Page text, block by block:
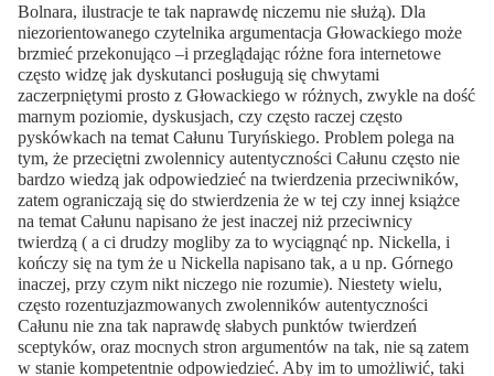
Bolnara, ilustracje te tak naprawdę niczemu nie służą). Dla
niezorientowanego czytelnika argumentacja Głowackiego może
brzmieć przekonująco –i przeglądając różne fora internetowe
często widzę jak dyskutanci posługują się chwytami
zaczerpniętymi prosto z Głowackiego w różnych, zwykle na dość
marnym poziomie, dyskusjach, czy często raczej często
pyskówkach na temat Całunu Turyńskiego. Problem polega na
tym, że przeciętni zwolennicy autentyczności Całunu często nie
bardzo wiedzą jak odpowiedzieć na twierdzenia przeciwników,
zatem ograniczają się do stwierdzenia że w tej czy innej książce
na temat Całunu napisano że jest inaczej niż przeciwnicy
twierdzą ( a ci drudzy mogliby za to wyciągnąć np. Nickella, i
kończy się na tym że u Nickella napisano tak, a u np. Górnego
inaczej, przy czym nikt niczego nie rozumie). Niestety wielu,
często rozentuzjazmowanych zwolenników autentyczności
Całunu nie zna tak naprawdę słabych punktów twierdzeń
sceptyków, oraz mocnych stron argumentów na tak, nie są zatem
w stanie kompetentnie odpowiedzieć. Aby im to umożliwić, taki